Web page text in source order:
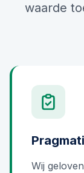
waarde
Wij